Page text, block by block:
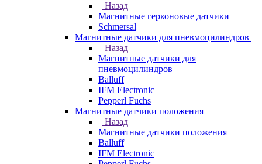
Назад
Магнитные герконовые датчики
Schmersal
Магнитные датчики для пневмоцилиндров
Назад
Магнитные датчики для
пневмоцилиндров
Balluff
IFM Electronic
Pepperl Fuchs
Магнитные датчики положения
Назад
Магнитные датчики положения
Balluff
IFM Electronic